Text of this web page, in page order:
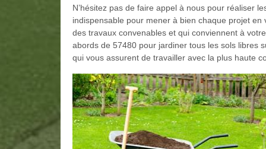
N’hésitez pas de faire appel à nous pour réaliser
indispensable pour mener à bien chaque projet
des travaux convenables et qui conviennent à
abords de 57480 pour jardiner tous les sols libres
qui vous assurent de travailler avec la plus haute